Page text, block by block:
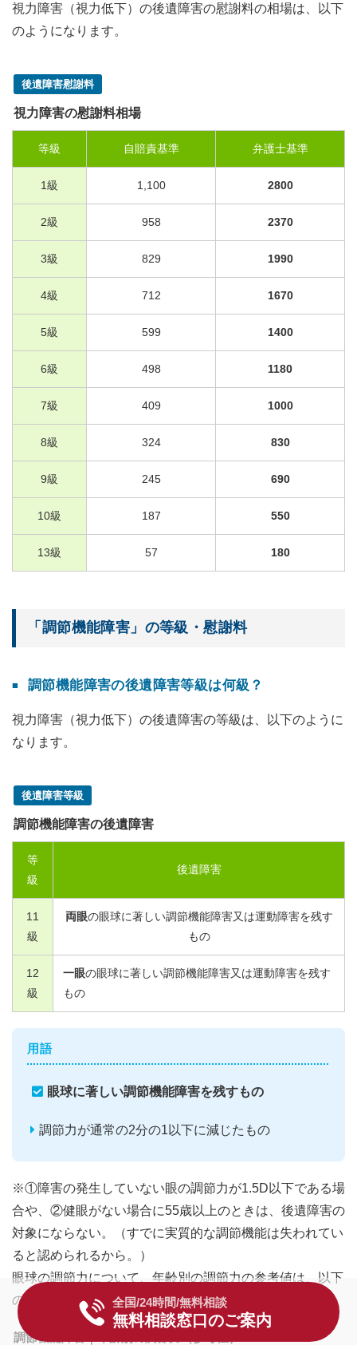
視力障害（視力低下）の後遺障害の慰謝料の相場は、以下
のようになります。
後遺障害慰謝料
視力障害の慰謝料相場
等級 自賠責基準 弁護士基準
1級 1,100 2800
2級 958 2370
3級 829 1990
4級 712 1670
5級 599 1400
6級 498 1180
7級 409 1000
8級 324 830
9級 245 690
10級 187 550
13級 57 180
「調節機能障害」の等級・慰謝料
調節機能障害の後遺障害等級は何級？
視力障害（視力低下）の後遺障害の等級は、以下のように
なります。
後遺障害等級
調節機能障害の後遺障害
等
級
後遺障害
11
級
両眼の眼球に著しい調節機能障害又は運動障害を残す
もの
12
級
一眼の眼球に著しい調節機能障害又は運動障害を残す
もの
用語
眼球に著しい調節機能障害を残すもの
調節力が通常の2分の1以下に減じたもの
※①障害の発生していない眼の調節力が1.5D以下である場
合や、②健眼がない場合に55歳以上のときは、後遺障害の
対象にならない。（すでに実質的な調節機能は失われてい
ると認められるから。）
眼球の調節力について、年齢別の調節力の参考値は、以下
のようになっています。
調節機能障害｜年齢別の調節力（参考値）
全国/24時間/無料相談
無料相談窓口のご案内